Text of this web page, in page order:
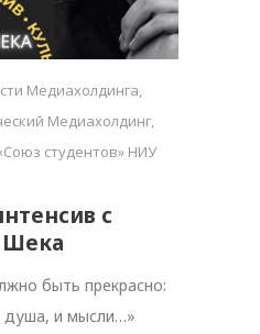
Медиахолдинга,
Медиахолдинг,
студентов» НИУ
с
Шека
быть прекрасно:
и мысли…»